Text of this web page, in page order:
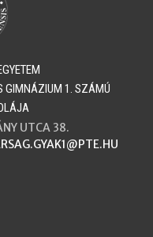
GIMNÁZIUM 1. SZÁMÚ
UTCA 38.